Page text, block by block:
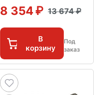
8 354 13 674
В
корзину
Под
заказ